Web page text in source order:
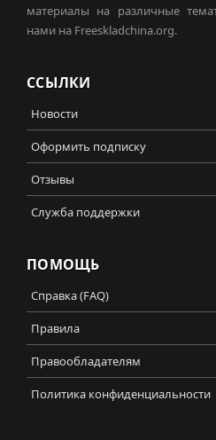
материалы на различные
нами на Freeskladchina.org.
ССЫЛКИ
Новости
Оформить подписку
Отзывы
Служба поддержки
ПОМОЩЬ
Справка (FAQ)
Правила
Правообладателям
Политика конфиденциальности